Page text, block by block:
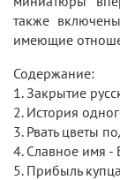
также
имеющие
Содержание:
1. Закрытие
2. История
3. Рвать цветы
4. Славное имя -
5. Прибыль